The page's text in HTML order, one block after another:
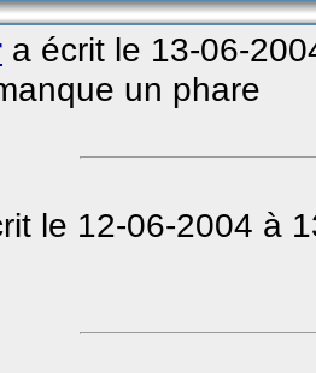
a écrit le 13-06-
un phare
le 12-06-2004 à